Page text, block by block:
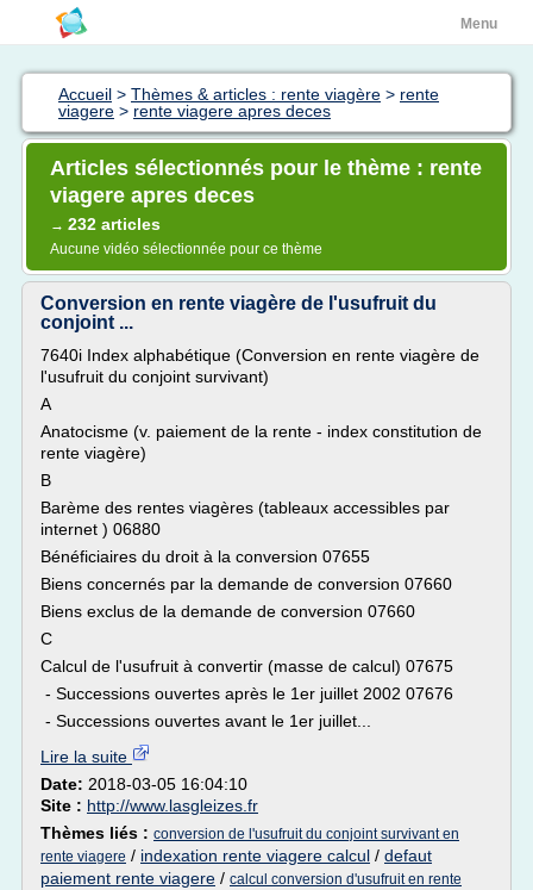
Menu
Accueil > Thèmes & articles : rente viagère > rente
viagere > rente viagere apres deces
Articles sélectionnés pour le thème : rente
viagere apres deces
→ 232 articles
Aucune vidéo sélectionnée pour ce thème
Conversion en rente viagère de l'usufruit du
conjoint ...
7640i Index alphabétique (Conversion en rente viagère de
l'usufruit du conjoint survivant)
A
Anatocisme (v. paiement de la rente - index constitution de
rente viagère)
B
Barème des rentes viagères (tableaux accessibles par
internet ) 06880
Bénéficiaires du droit à la conversion 07655
Biens concernés par la demande de conversion 07660
Biens exclus de la demande de conversion 07660
C
Calcul de l'usufruit à convertir (masse de calcul) 07675
- Successions ouvertes après le 1er juillet 2002 07676
- Successions ouvertes avant le 1er juillet...
Lire la suite
Date: 2018-03-05 16:04:10
Site : http://www.lasgleizes.fr
Thèmes liés : conversion de l'usufruit du conjoint survivant en
rente viagere / indexation rente viagere calcul / defaut
paiement rente viagere / calcul conversion d'usufruit en rente